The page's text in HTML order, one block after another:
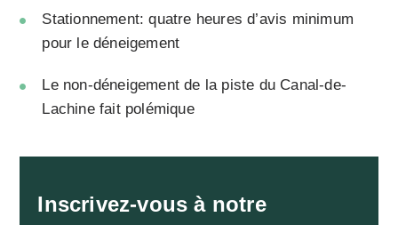
Stationnement: quatre heures d’avis minimum
pour le déneigement
Le non-déneigement de la piste du Canal-de-
Lachine fait polémique
Inscrivez-vous à notre